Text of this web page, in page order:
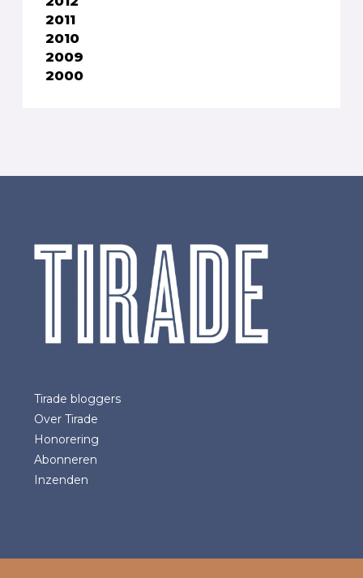
2011
2010
2009
2000
Tirade bloggers
Over Tirade
Honorering
Abonneren
Inzenden